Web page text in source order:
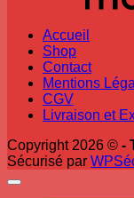
Accueil
Shop
Contact
Mentions
CGV
Livraison et
Copyright 2026 © -
Sécurisé par